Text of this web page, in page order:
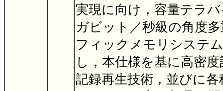
実現に向け，容量テラ
ガビット／秒級の角度
フィックメモリシステ
し，本仕様を基に高密
記録再生技術，並びに